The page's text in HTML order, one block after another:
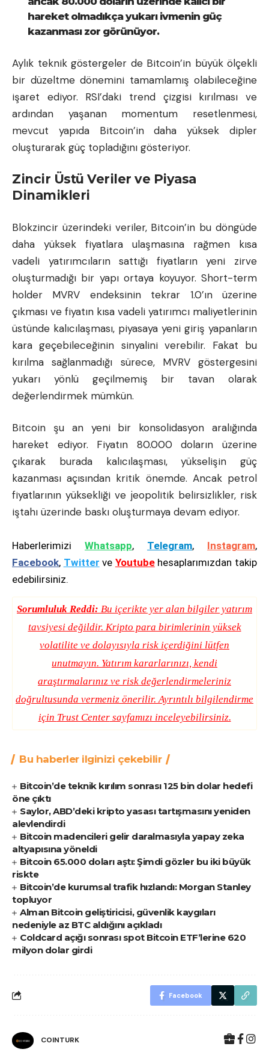
hareket olmadıkça yukarı ivmenin güç
kazanması zor görünüyor.
Aylık teknik göstergeler de Bitcoin’in büyük ölçekli
bir düzeltme dönemini tamamlamış olabileceğine
işaret ediyor. RSI’daki trend çizgisi kırılması ve
ardından yaşanan momentum resetlenmesi,
mevcut yapıda Bitcoin’in daha yüksek dipler
oluşturarak güç topladığını gösteriyor.
Zincir Üstü Veriler ve Piyasa
Dinamikleri
Blokzincir üzerindeki veriler, Bitcoin’in bu döngüde
daha yüksek fiyatlara ulaşmasına rağmen kısa
vadeli yatırımcıların sattığı fiyatların yeni zirve
oluşturmadığı bir yapı ortaya koyuyor. Short-term
holder MVRV endeksinin tekrar 1.0’ın üzerine
çıkması ve fiyatın kısa vadeli yatırımcı maliyetlerinin
üstünde kalıcılaşması, piyasaya yeni giriş yapanların
kara geçebileceğinin sinyalini verebilir. Fakat bu
kırılma sağlanmadığı sürece, MVRV göstergesini
yukarı yönlü geçilmemiş bir tavan olarak
değerlendirmek mümkün.
Bitcoin şu an yeni bir konsolidasyon aralığında
hareket ediyor. Fiyatın 80.000 doların üzerine
çıkarak burada kalıcılaşması, yükselişin güç
kazanması açısından kritik önemde. Ancak petrol
fiyatlarının yüksekliği ve jeopolitik belirsizlikler, risk
iştahı üzerinde baskı oluşturmaya devam ediyor.
Haberlerimizi Whatsapp, Telegram, Instagram,
Facebook, Twitter ve Youtubehesaplarımızdan takip
edebilirsiniz.
Sorumluluk Reddi: Bu içerikte yer alan bilgiler yatırım
tavsiyesi değildir. Kripto para birimlerinin yüksek
volatilite ve dolayısıyla risk içerdiğini lütfen
unutmayın. Yatırım kararlarınızı, kendi
araştırmalarınız ve risk değerlendirmeleriniz
doğrultusunda vermeniz önerilir. Ayrıntılı bilgilendirme
için Trust Centersayfamızı inceleyebilirsiniz.
Bu haberler ilginizi çekebilir
Bitcoin’de teknik kırılım sonrası 125 bin dolar hedefi
öne çıktı
Saylor, ABD’deki kripto yasası tartışmasını yeniden
alevlendirdi
Bitcoin madencileri gelir daralmasıyla yapay zeka
altyapısına yöneldi
Bitcoin 65.000 doları aştı: Şimdi gözler bu iki büyük
riskte
Bitcoin’de kurumsal trafik hızlandı: Morgan Stanley
topluyor
Alman Bitcoin geliştiricisi, güvenlik kaygıları
nedeniyle az BTC aldığını açıkladı
Coldcard açığı sonrası spot Bitcoin ETF’lerine 620
milyon dolar girdi
Facebook
COINTURK